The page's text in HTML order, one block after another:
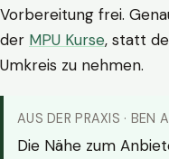
Vorbereitung frei.
der MPU Kurse, statt
Umkreis zu nehmen.
AUS DER PRAXIS · BEN
Die Nähe zum